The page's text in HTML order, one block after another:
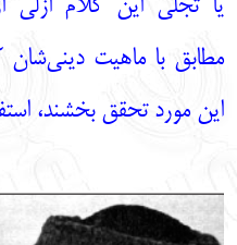
یا تجلی این کلام
مطابق با ماهیت دینی‌شان
این مورد تحقق بخشند،